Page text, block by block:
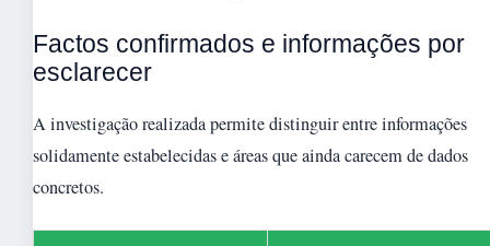
Factos confirmados e informações por
esclarecer
A investigação realizada permite distinguir entre informações
solidamente estabelecidas e áreas que ainda carecem de dados
concretos.